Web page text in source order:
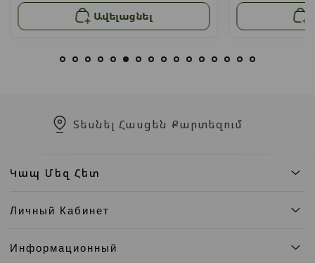
Ավելացնել
Տեսնել Հասցեն Քարտեզում
Կապ Մեզ Հետ
Личный Кабинет
Информационный